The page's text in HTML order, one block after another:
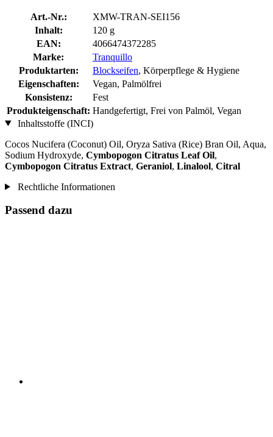
Art.-Nr.:
XMW-TRAN-SEI156
Inhalt:
120 g
EAN:
4066474372285
Marke:
Tranquillo
Produktarten:
Blockseifen, Körperpflege & Hygiene
Eigenschaften:
Vegan, Palmölfrei
Konsistenz:
Fest
Produkteigenschaft: Handgefertigt, Frei von Palmöl, Vegan
Inhaltsstoffe (INCI)
Cocos Nucifera (Coconut) Oil, Oryza Sativa (Rice) Bran Oil, Aqua,
Sodium Hydroxyde, Cymbopogon Citratus Leaf Oil,
Cymbopogon Citratus Extract, Geraniol, Linalool, Citral
Rechtliche Informationen
Passend dazu